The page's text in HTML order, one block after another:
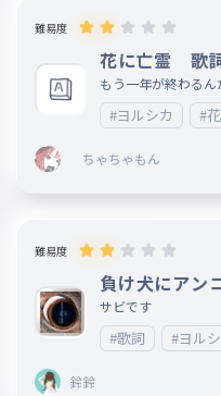
難易度
花に亡霊 歌
もう一年が終わる
い😢 花に亡霊
#ヨルシカ #
ちゃちゃもん
難易度
負け犬にア
サビです
#歌詞 #ヨル
鈴鈴